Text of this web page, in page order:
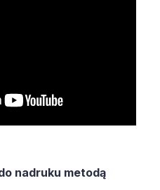
nadruku metodą